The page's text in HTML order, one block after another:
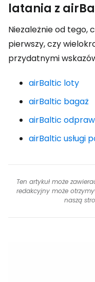
latania z
Niezależnie od tego,
pierwszy, czy
przydatnymi
airBaltic loty
airBaltic bagaż
airBaltic
airBaltic usługi
Ten artykuł może
redakcyjny może
naszą